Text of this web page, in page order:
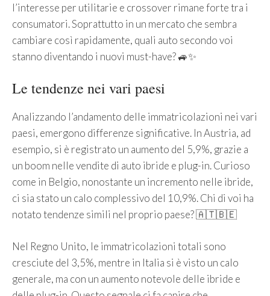
l’interesse per utilitarie e crossover rimane forte tra i
consumatori. Soprattutto in un mercato che sembra
cambiare così rapidamente, quali auto secondo voi
stanno diventando i nuovi must-have? 🚙✨
Le tendenze nei vari paesi
Analizzando l’andamento delle immatricolazioni nei vari
paesi, emergono differenze significative. In Austria, ad
esempio, si è registrato un aumento del 5,9%, grazie a
un boom nelle vendite di auto ibride e plug-in. Curioso
come in Belgio, nonostante un incremento nelle ibride,
ci sia stato un calo complessivo del 10,9%. Chi di voi ha
notato tendenze simili nel proprio paese? 🇦🇹🇧🇪
Nel Regno Unito, le immatricolazioni totali sono
cresciute del 3,5%, mentre in Italia si è visto un calo
generale, ma con un aumento notevole delle ibride e